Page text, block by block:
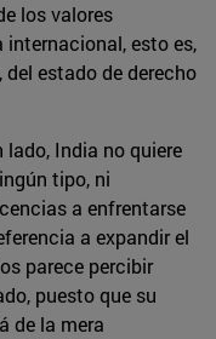
los valores
internacional, esto es,
estado de derecho
India no quiere
tipo, ni
a enfrentarse
a expandir el
parece percibir
puesto que su
de la mera